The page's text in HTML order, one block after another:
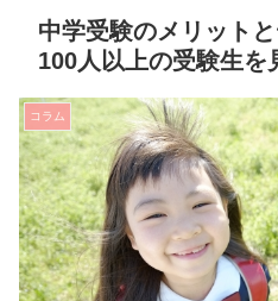
中学受験のメリット
100人以上の受験生を
コラム